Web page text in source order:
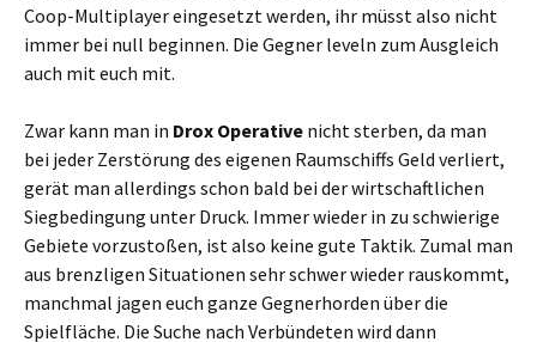
Coop-Multiplayer eingesetzt werden, ihr müsst also nicht
immer bei null beginnen. Die Gegner leveln zum Ausgleich
auch mit euch mit.
Zwar kann man in Drox Operative nicht sterben, da man
bei jeder Zerstörung des eigenen Raumschiffs Geld verliert,
gerät man allerdings schon bald bei der wirtschaftlichen
Siegbedingung unter Druck. Immer wieder in zu schwierige
Gebiete vorzustoßen, ist also keine gute Taktik. Zumal man
aus brenzligen Situationen sehr schwer wieder rauskommt,
manchmal jagen euch ganze Gegnerhorden über die
Spielfläche. Die Suche nach Verbündeten wird dann